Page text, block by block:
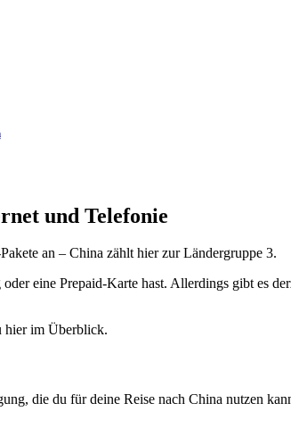
und Telefonie
an – China zählt hier zur Ländergruppe 3.
eine Prepaid-Karte hast. Allerdings gibt es
hier im Überblick.
die du für deine Reise nach China nutzen